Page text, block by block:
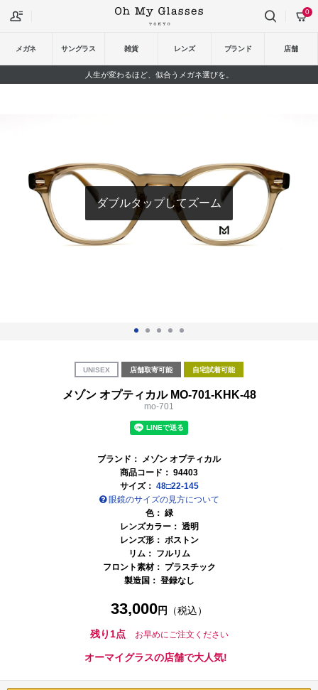
メガネ サングラス 雑貨 レンズ ブランド 店舗
0
人生が変わるほど、似合うメガネ選びを。
ダブルタップしてズーム
UNISEX 店舗取寄可能 自宅試着可能
メゾン オプティカル MO-701-KHK-48
mo-701
ブランド： メゾン オプティカル
商品コード： 94403
サイズ： 48□22-145
眼鏡のサイズの見方について
色： 緑
レンズカラー： 透明
レンズ形： ボストン
リム： フルリム
フロント素材： プラスチック
製造国： 登録なし
33,000円 （税込）
残り1点 お早めにご注文ください
オーマイグラスの店舗で大人気!